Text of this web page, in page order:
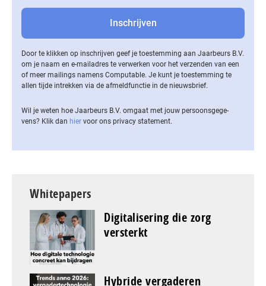
Door te klikken op inschrijven geef je toestemming aan Jaarbeurs B.V.
om je naam en e-mailadres te verwerken voor het verzenden van een
of meer mailings namens Computable. Je kunt je toestemming te
allen tijde intrekken via de af­meld­func­tie in de nieuwsbrief.
Wil je weten hoe Jaarbeurs B.V. omgaat met jouw per­soons­ge­ge­
vens? Klik dan hier voor ons privacy statement.
Whitepapers
Digitalisering die zorg
versterkt
Hybride vergaderen